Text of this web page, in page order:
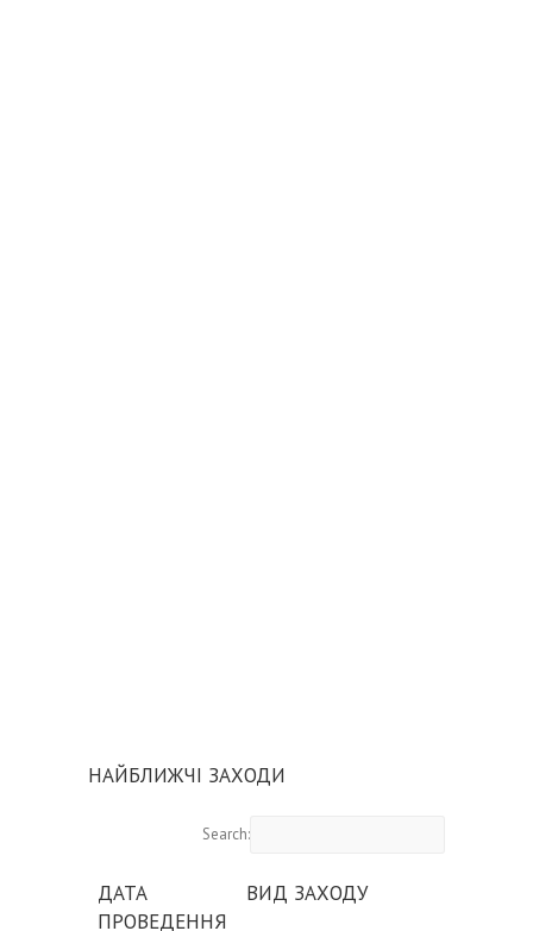
НАЙБЛИЖЧІ ЗАХОДИ
Search:
ДАТА
ПРОВЕДЕННЯ
ВИД ЗАХОДУ